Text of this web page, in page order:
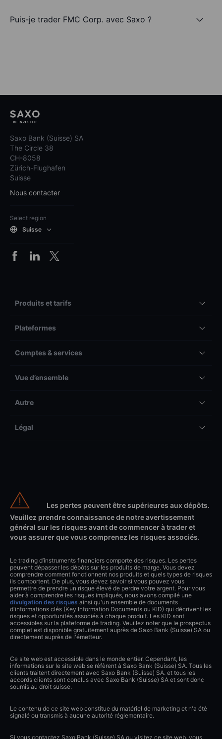
Puis-je trader FMC Corp. avec Saxo ?
Saxo Bank (Suisse) SA
The Circle 38
CH-8058
Zürich-Flughafen
Suisse
Nous contacter
Select region
Suisse
Produits et tarifs
Plateformes
Comptes & services
Vue d’ensemble
Autre
Légal
Les pertes peuvent être supérieures aux dépôts.
Veuillez prendre connaissance de notre avertissement
général sur les risques avant de commencer à trader et
vous assurer que vous comprenez les risques associés.
Le trading d’instruments financiers comporte des risques. Les pertes
peuvent dépasser les dépôts sur les produits de marge. Vous devez
comprendre comment fonctionnent nos produits et quels types de risques
ils comportent. De plus, vous devez savoir si vous pouvez vous
permettre de prendre un risque élevé de perdre votre argent. Pour vous
aider à comprendre les risques impliqués, nous avons compilé une
divulgation des risques ainsi qu'un ensemble de documents
d'informations clés (Key Information Documents ou KID) qui décrivent les
risques et opportunités associés à chaque produit. Les KID sont
accessibles sur la plateforme de trading. Veuillez noter que le prospectus
complet est disponible gratuitement auprès de Saxo Bank (Suisse) SA ou
directement auprès de l'émetteur.
Ce site web est accessible dans le monde entier. Cependant, les
informations sur le site web se réfèrent à Saxo Bank (Suisse) SA. Tous les
clients traitent directement avec Saxo Bank (Suisse) SA. et tous les
accords clients sont conclus avec Saxo Bank (Suisse) SA et sont donc
soumis au droit suisse.
Le contenu de ce site web constitue du matériel de marketing et n'a été
signalé ou transmis à aucune autorité réglementaire.
Si vous contactez Saxo Bank (Suisse) SA ou visitez ce site web, vous